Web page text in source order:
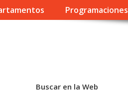
Programaciones
Buscar en la Web